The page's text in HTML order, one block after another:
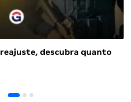
reajuste, descubra quanto